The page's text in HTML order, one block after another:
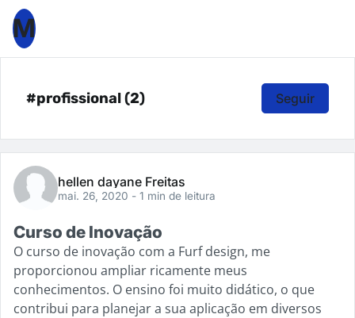
M
#profissional (2) Seguir
hellen dayane Freitas
mai. 26, 2020 - 1 min de leitura
Curso de Inovação
O curso de inovação com a Furf design, me
proporcionou ampliar ricamente meus
conhecimentos. O ensino foi muito didático, o que
contribui para planejar a sua aplicação em diversos